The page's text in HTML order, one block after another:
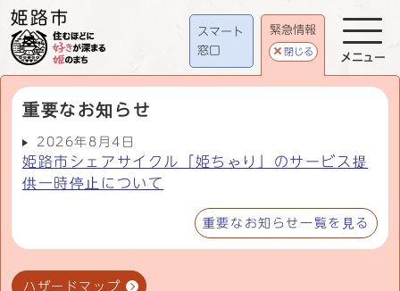
スマート
窓口
緊急情報
閉じる
重要なお知らせ
2026年8月4日
姫路市シェアサイクル「姫ちゃり」のサービス提
供一時停止について
重要なお知らせ一覧を見る
ハザードマップ
メニュー